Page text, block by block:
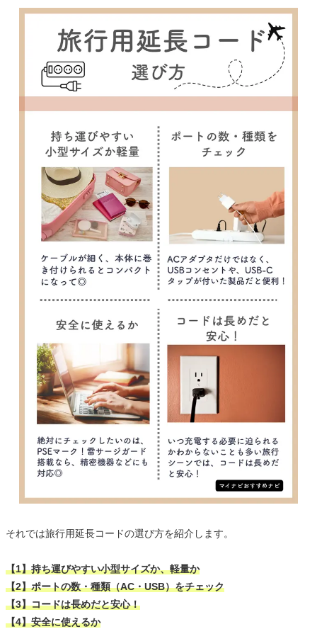
それでは旅行用延長コードの選び方を紹介します。
【1】持ち運びやすい小型サイズか、軽量か
【2】ポートの数・種類（AC・USB）をチェック
【3】コードは長めだと安心！
【4】安全に使えるか